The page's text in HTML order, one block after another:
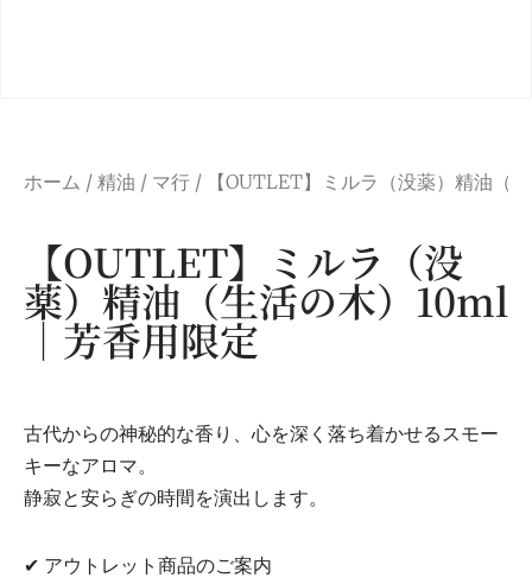
ホーム / 精油 / マ行 / 【OUTLET】ミルラ（没薬）精油（
【OUTLET】ミルラ（没
薬）精油（生活の木）10ml
｜芳香用限定
古代からの神秘的な香り、心を深く落ち着かせるスモー
キーなアロマ。
静寂と安らぎの時間を演出します。
✔ アウトレット商品のご案内